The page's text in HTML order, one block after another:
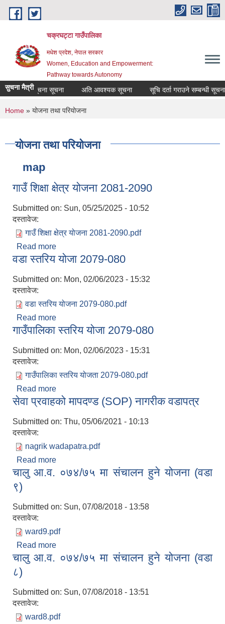
Skip to main content
चक्रघट्टा गाउँपालिका
मधेश प्रदेश, नेपाल सरकार
Women, Education and Empowerment:
Pathway towards Autonomy
सुचना मैत्री
सूचना सूचना सूचना अति आवश्यक सूचना सूचि दर्ता गराउने सम्बन्धी
You are here
Home » योजना तथा परियोजना
योजना तथा परियोजना
map
गाउँ शिक्षा क्षेत्र योजना 2081-2090
Submitted on: Sun, 05/25/2025 - 10:52
दस्तावेज:
गाउँ शिक्षा क्षेत्र योजना 2081-2090.pdf
Read more
वडा स्तरिय योजा 2079-080
Submitted on: Mon, 02/06/2023 - 15:32
दस्तावेज:
वडा स्तरिय योजना 2079-080.pdf
Read more
गाउँपालिका स्तरिय योजा 2079-080
Submitted on: Mon, 02/06/2023 - 15:31
दस्तावेज:
गाउँपालिका स्तरिय योजता 2079-080.pdf
Read more
सेवा प्रवाहको मापदण्ड (SOP) नागरीक वडापत्र
Submitted on: Thu, 05/06/2021 - 10:13
दस्तावेज:
nagrik wadapatra.pdf
Read more
चालु आ.व. ०७४/७५ मा संचालन हुने योजना (वडा
९)
Submitted on: Sun, 07/08/2018 - 13:58
दस्तावेज:
ward9.pdf
Read more
चालु आ.व. ०७४/७५ मा संचालन हुने योजना (वडा
८)
Submitted on: Sun, 07/08/2018 - 13:51
दस्तावेज:
ward8.pdf